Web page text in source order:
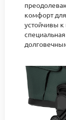
комфорт
устойчивы